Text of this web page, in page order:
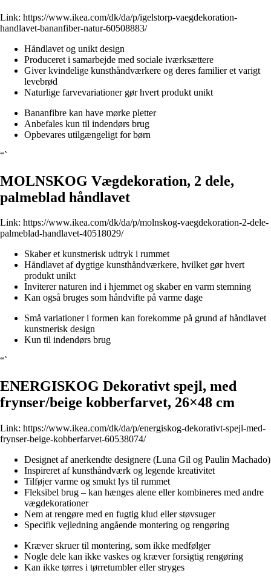
Link: https://www.ikea.com/dk/da/p/igelstorp-vaegdekoration-
handlavet-bananfiber-natur-60508883/
Håndlavet og unikt design
Produceret i samarbejde med sociale iværksættere
Giver kvindelige kunsthåndværkere og deres familier et varigt
levebrød
Naturlige farvevariationer gør hvert produkt unikt
Bananfibre kan have mørke pletter
Anbefales kun til indendørs brug
Opbevares utilgængeligt for børn
“`
MOLNSKOG Vægdekoration, 2 dele,
palmeblad håndlavet
Link: https://www.ikea.com/dk/da/p/molnskog-vaegdekoration-2-dele-
palmeblad-handlavet-40518029/
Skaber et kunstnerisk udtryk i rummet
Håndlavet af dygtige kunsthåndværkere, hvilket gør hvert
produkt unikt
Inviterer naturen ind i hjemmet og skaber en varm stemning
Kan også bruges som håndvifte på varme dage
Små variationer i formen kan forekomme på grund af håndlavet
kunstnerisk design
Kun til indendørs brug
“`
ENERGISKOG Dekorativt spejl, med
frynser/beige kobberfarvet, 26×48 cm
Link: https://www.ikea.com/dk/da/p/energiskog-dekorativt-spejl-med-
frynser-beige-kobberfarvet-60538074/
Designet af anerkendte designere (Luna Gil og Paulin Machado)
Inspireret af kunsthåndværk og legende kreativitet
Tilføjer varme og smukt lys til rummet
Fleksibel brug – kan hænges alene eller kombineres med andre
vægdekorationer
Nem at rengøre med en fugtig klud eller støvsuger
Specifik vejledning angående montering og rengøring
Kræver skruer til montering, som ikke medfølger
Nogle dele kan ikke vaskes og kræver forsigtig rengøring
Kan ikke tørres i tørretumbler eller stryges